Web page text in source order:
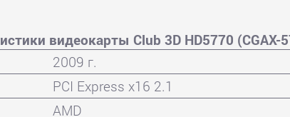
видеокарты Club 3D HD5770 (CGAX-
2009 г.
PCI Express x16 2.1
AMD